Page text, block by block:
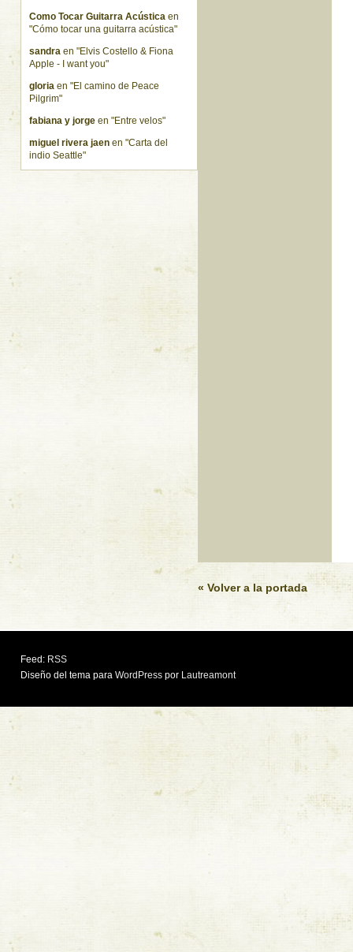
« Volver a la portada
Como Tocar Guitarra Acústica en
"Cómo tocar una guitarra acústica"
sandra en "Elvis Costello & Fiona
Apple - I want you"
gloria en "El camino de Peace
Pilgrim"
fabiana y jorge en "Entre velos"
miguel rivera jaen en "Carta del
indio Seattle"
Feed: RSS
Diseño del tema para WordPress por Lautreamont